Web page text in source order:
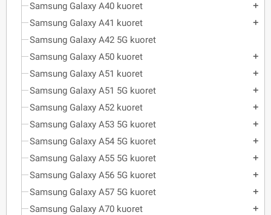
Samsung Galaxy A40 kuoret add
Samsung Galaxy A41 kuoret add
Samsung Galaxy A42 5G kuoret
Samsung Galaxy A50 kuoret
add
Samsung Galaxy A51 kuoret add
Samsung Galaxy A51 5G kuoret add
Samsung Galaxy A52 kuoret add
Samsung Galaxy A53 5G kuoret add
Samsung Galaxy A54 5G kuoret add
Samsung Galaxy A55 5G kuoret add
Samsung Galaxy A56 5G kuoret add
Samsung Galaxy A57 5G kuoret add
Samsung Galaxy A70 kuoret add